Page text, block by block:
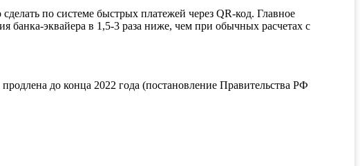
по системе быстрых платежей через QR-код. Главное
банка-эквайера в 1,5-3 раза ниже, чем при обычных расчетах с
до конца 2022 года (постановление Правительства РФ